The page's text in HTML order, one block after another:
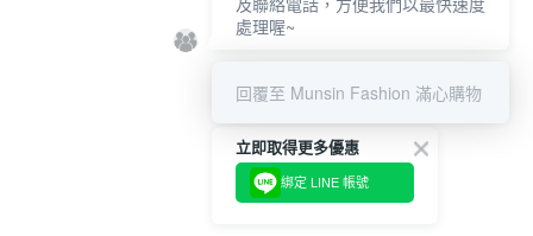
立即取得更多優惠
綁定 LINE 帳號
處理喔~
回覆至 Munsin Fashion 滿心購物